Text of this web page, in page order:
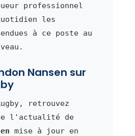
professionnel
les
à ce poste au
Nansen sur
retrouvez
l'actualité de
mise à jour en